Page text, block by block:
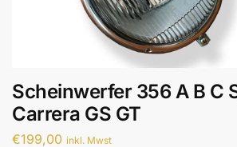
Scheinwerfer 356 A B C
Carrera GS GT
€199,00 inkl. Mwst